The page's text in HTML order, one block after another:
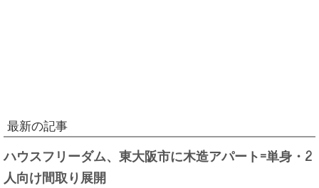
最新の記事
ハウスフリーダム、東大阪市に木造アパート=単身・2
人向け間取り展開